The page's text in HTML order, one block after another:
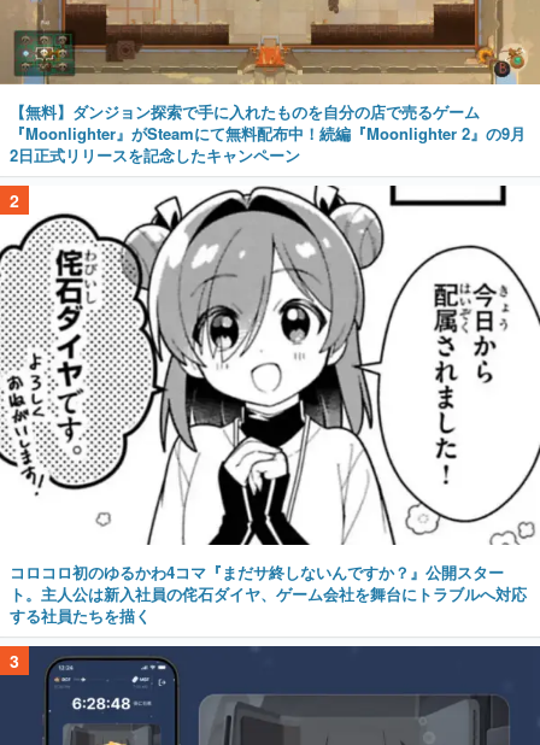
【無料】ダンジョン探索で手に入れたものを自分の店で売るゲーム
『Moonlighter』がSteamにて無料配布中！続編『Moonlighter 2』の9月
2日正式リリースを記念したキャンペーン
2
コロコロ初のゆるかわ4コマ『まだサ終しないんですか？』公開スター
ト。主人公は新入社員の侘石ダイヤ、ゲーム会社を舞台にトラブルへ対応
する社員たちを描く
3